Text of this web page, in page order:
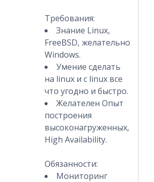
Требования:
Знание Linux,
FreeBSD, желательно
Windows.
Умение сделать
на linux и с linux все
что угодно и быстро.
Желателен Опыт
построения
высоконагруженных,
High Availability.
Обязанности:
Мониторинг